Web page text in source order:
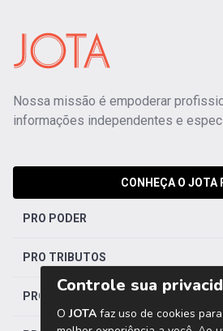
Nossa missão é empoderar
informações independentes e
CONHEÇA O JOTA
PRO PODER
PRO TRIBUTOS
PRO TRABALHISTA